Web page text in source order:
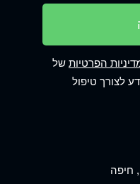
הפרטיות של
לצורך טיפול